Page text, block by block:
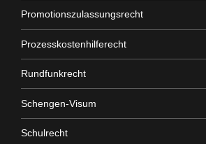
Promotionszulassungsrecht
Prozesskostenhilferecht
Rundfunkrecht
Schengen-Visum
Schulrecht